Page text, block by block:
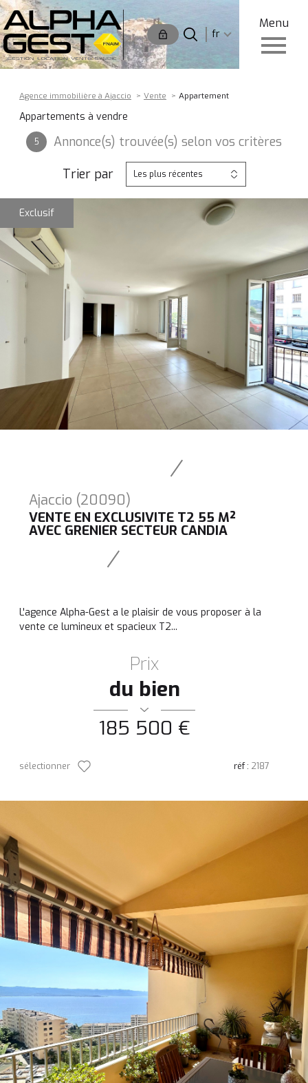
Menu
fr
Accueil
Langue
fr
Agence immobilière à Ajaccio Vente Appartement
Appartements à vendre
5
Annonce(s) trouvée(s) selon vos critères
Trier par
Les plus récentes
Exclusif
Ajaccio (20090)
VENTE EN EXCLUSIVITE T2 55 M²
AVEC GRENIER SECTEUR CANDIA
L'agence Alpha-Gest a le plaisir de vous proposer à la
vente ce lumineux et spacieux T2...
Prix
du bien
185 500 €
sélectionner réf : 2187